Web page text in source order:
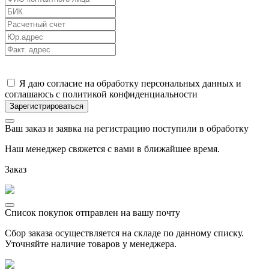
Я даю согласие на обработку персональных данных и
соглашаюсь с политикой конфиденциальности
Ваш заказ и заявка на регистрацию поступили в обработку
Наш менеджер свяжется с вами в ближайшее время.
Заказ
Список покупок отправлен на вашу почту
Сбор заказа осуществляется на складе по данному списку.
Уточняйте наличие товаров у менеджера.